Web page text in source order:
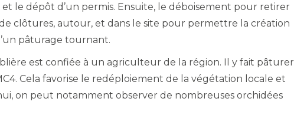
le dépôt d’un permis. Ensuite, le déboisement pour retirer
clôtures, autour, et dans le site pour permettre la création
pâturage tournant.
est confiée à un agriculteur de la région. Il y fait pâturer
Cela favorise le redéploiement de la végétation locale et
on peut notamment observer de nombreuses orchidées